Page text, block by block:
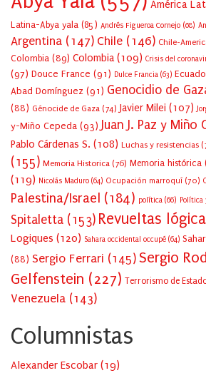
América
Latina-Abya yala (85) Andrés Figueroa Cornejo (68)
Argentina (147) Chile (146) Chile-
Colombia (89) Colombia(109) Crisis del
(97) Douce France (91) Dulce Francia (63)
Abad Domínguez (91) Genocidio de
(88) Génocide de Gaza (74) Javier Milei (107)
y-Miño Cepeda (93) Juan J. Paz y Miño
Pablo Cárdenas S. (108) Luchas y resistencias
(155) Memoria Historica (76) Memoria histórica
(119) Nicolás Maduro (64) Ocupación marroquí (70)
Palestina/Israel (184) política (66) Política
Spitaletta (153) Revueltas
Logiques (120) Sahara occidental occupé (64)
(88) Sergio Ferrari (145) Sergio
Gelfenstein (227) Terrorismo de
Venezuela (143)
Columnistas
Alexander Escobar (19)